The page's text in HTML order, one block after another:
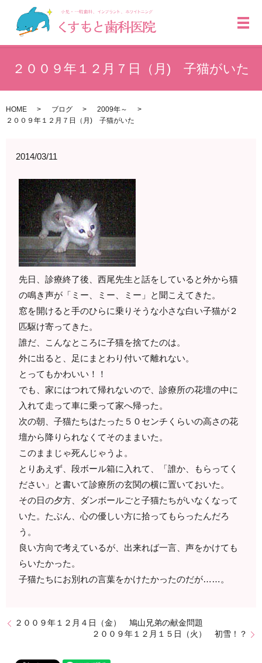
メ
２００９年１２月７日（月) 子猫がいた
HOME ブログ
2009年～
２００９年１２月７日（月) 子猫がいた
2014/03/11
先日、診療終了後、西尾先生と話をしていると外から猫
の鳴き声が「ミー、ミー、ミー」と聞こえてきた。
窓を開けると手のひらに乗りそうな小さな白い子猫が２
匹駆け寄ってきた。
誰だ、こんなところに子猫を捨てたのは。
外に出ると、足にまとわり付いて離れない。
とってもかわいい！！
でも、家にはつれて帰れないので、診療所の花壇の中に
入れて走って車に乗って家へ帰った。
次の朝、子猫たちはたった５０センチくらいの高さの花
壇から降りられなくてそのままいた。
このままじゃ死んじゃうよ。
とりあえず、段ボール箱に入れて、「誰か、もらってく
ださい」と書いて診療所の玄関の横に置いておいた。
その日の夕方、ダンボールごと子猫たちがいなくなって
いた。たぶん、心の優しい方に拾ってもらったんだろ
う。
良い方向で考えているが、出来れば一言、声をかけても
らいたかった。
子猫たちにお別れの言葉をかけたかったのだが……。
２００９年１２月４日（金） 鳩山兄弟の献金問題
２００９年１２月１５日（火） 初雪！？